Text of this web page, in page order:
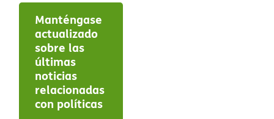
Manténgase
actualizado
sobre las
últimas
noticias
relacionadas
con políticas​​